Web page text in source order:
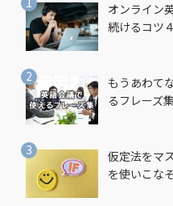
オンライン
続けるコツ
もうあわて
るフレーズ集
仮定法をマ
を使いこな